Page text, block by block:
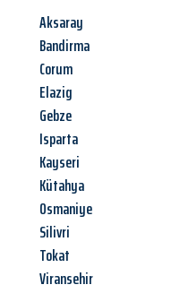
Aksaray
Bandirma
Corum
Elazig
Gebze
Isparta
Kayseri
Kütahya
Osmaniye
Silivri
Tokat
Viransehir